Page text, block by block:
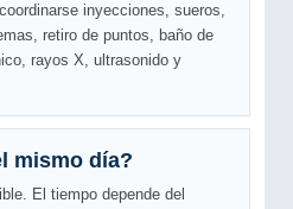
inyecciones, sueros,
retiro de puntos, baño de
rayos X, ultrasonido y
mismo día?
El tiempo depende del